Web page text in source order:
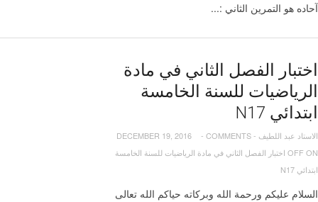
آحاده هو التمرين الثاني :...
اختبار الفصل الثاني في مادة
الرياضيات للسنة الخامسة
ابتدائي N17
الاستاد عبد اللطيف -
DECEMBER 19, 2016 - COMMENTS
OFF ON اختبار الفصل الثاني في مادة الرياضيات للسنة الخامسة
ابتدائي N17
السلام عليكم ورحمة الله وبركاته حياكم الله تعالى